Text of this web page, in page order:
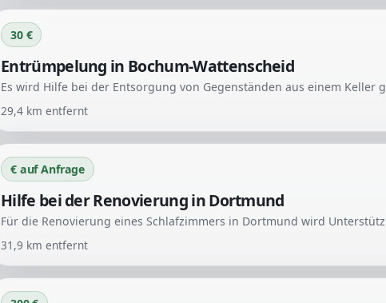
30 €
Entrümpelung in Bochum-Wattenscheid
29,4 km entfernt
€ auf Anfrage
Hilfe bei der Renovierung in Dortmund
31,9 km entfernt